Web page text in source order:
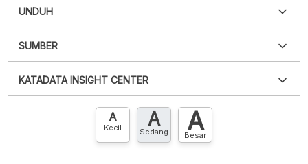
UNDUH
XLS
SUMBER
punya akun?Silakan Daftar sekarang
KATADATA INSIGHT CENTER
Hubungi sekarang »
A
Kecil A
Sedang A
Besar